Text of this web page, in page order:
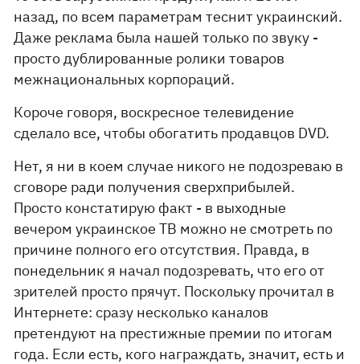
назад, по всем параметрам теснит украинский.
Даже реклама была нашей только по звуку -
просто дублированные ролики товаров
межнациональных корпораций.
Короче говоря, воскресное телевидение
сделало все, чтобы обогатить продавцов DVD.
Нет, я ни в коем случае никого не подозреваю в
сговоре ради получения сверхприбылей.
Просто констатирую факт - в выходные
вечером украинское ТВ можно не смотреть по
причине полного его отсутствия. Правда, в
понедельник я начал подозревать, что его от
зрителей просто прячут. Поскольку прочитал в
Интернете: сразу несколько каналов
претендуют на престижные премии по итогам
года. Если есть, кого награждать, значит, есть и